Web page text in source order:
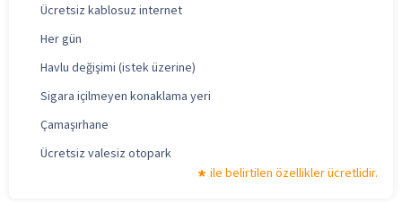
Ücretsiz kablosuz internet
Her gün
Havlu değişimi (istek üzerine)
Sigara içilmeyen konaklama yeri
Çamaşırhane
Ücretsiz valesiz otopark
ile belirtilen özellikler ücretlidir.